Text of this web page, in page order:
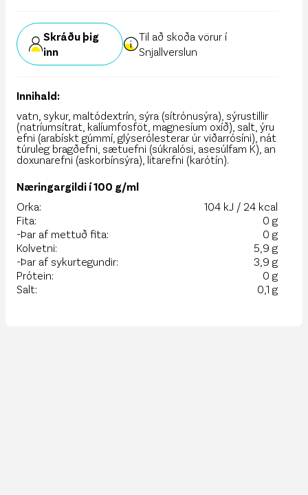
Skráðu þig
inn
Til að skoða vörur í
Snjallverslun
Innihald:
vatn, sykur, maltódextrín, sýra (sítrónusýra), sýrustillir
(natríumsítrat, kalíumfosföt, magnesíum oxíð), salt, ýru
efni (arabískt gúmmí, glýserólesterar úr viðarrósíni), nát
túruleg bragðefni, sætuefni (súkralósi, asesúlfam K), an
doxunarefni (askorbínsýra), litarefni (karótín).
Næringargildi í 100 g/ml
Orka:
104 kJ / 24 kcal
Fita:
0 g
-Þar af mettuð fita:
0 g
Kolvetni:
5,9 g
-Þar af sykurtegundir:
3,9 g
Prótein:
0 g
Salt:
0,1 g